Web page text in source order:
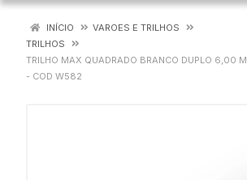
INÍCIO
VAROES E TRILHOS
TRILHOS
TRILHO MAX QUADRADO BRANCO DUPLO 6,00 M
- COD W582